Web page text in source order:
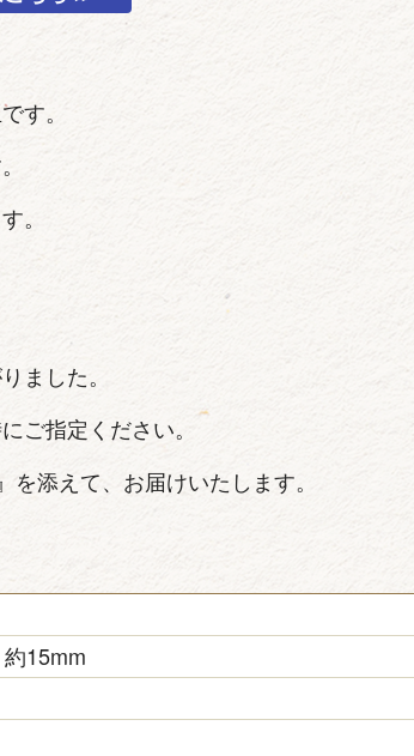
す。
。
ました。
ご指定ください。
添えて、お届けいたします。
15mm